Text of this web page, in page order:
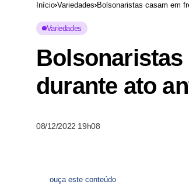
Início Variedades Bolsonaristas casam em
Variedades
Bolsonaristas
durante ato
08/12/2022 19h08
ouça este conteúdo